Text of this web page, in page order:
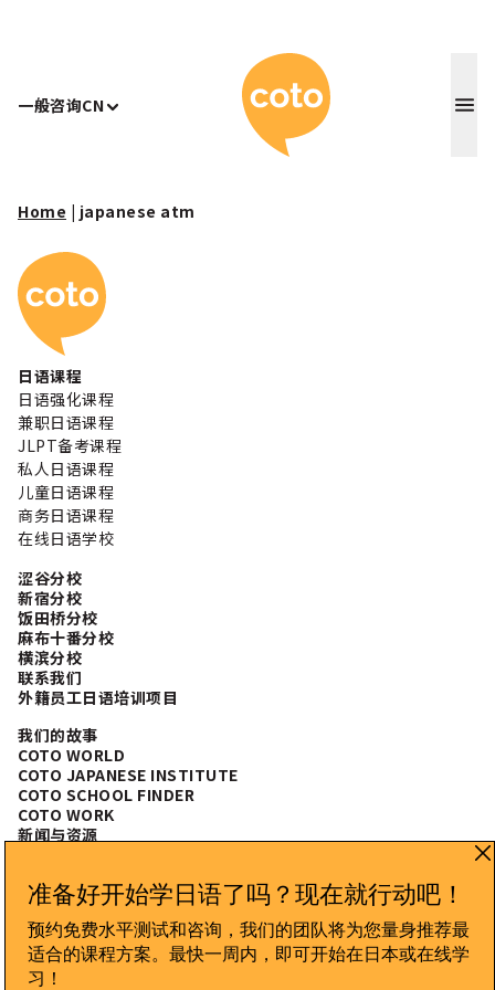
一般咨询CN Coto 日本
Home | japanese atm
Coto 日本语学校
日语课程
日语强化课程
兼职日语课程
JLPT备考课程
私人日语课程
儿童日语课程
商务日语课程
在线日语学校
涩谷分校
新宿分校
饭田桥分校
麻布十番分校
横滨分校
联系我们
外籍员工日语培训项目
我们的故事
COTO WORLD
COTO JAPANESE INSTITUTE
COTO SCHOOL FINDER
COTO WORK
新闻与资源
CONNECT WITH US